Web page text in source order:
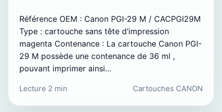
Référence OEM : Canon PGI-29 M / CACPGI29M
Type : cartouche sans tête d’impression
magenta Contenance : La cartouche Canon PGI-
29 M possède une contenance de 36 ml ,
pouvant imprimer ainsi…
Lecture 2 min Cartouches CANON